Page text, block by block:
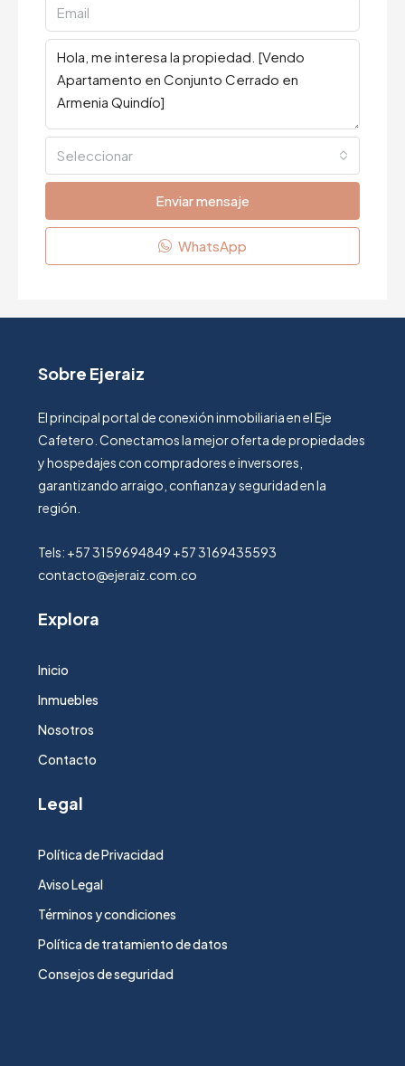
Seleccionar
Enviar mensaje
WhatsApp
Sobre Ejeraiz
El principal portal de conexión inmobiliaria en el Eje
Cafetero. Conectamos la mejor oferta de propiedades
y hospedajes con compradores e inversores,
garantizando arraigo, confianza y seguridad en la
región.
Tels: +57 3159694849 +57 3169435593
contacto@ejeraiz.com.co
Explora
Inicio
Inmuebles
Nosotros
Contacto
Legal
Política de Privacidad
Aviso Legal
Términos y condiciones
Política de tratamiento de datos
Consejos de seguridad